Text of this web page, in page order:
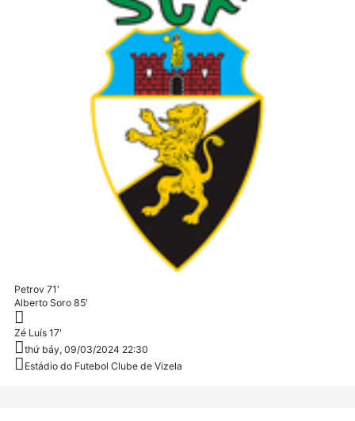
Petrov 71'
Alberto Soro 85'
Zé Luís 17'
thứ bảy, 09/03/2024 22:30
Estádio do Futebol Clube de Vizela